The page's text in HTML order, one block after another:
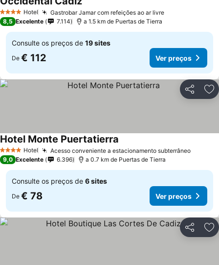
4 EstrelasHotel Gastrobar Jamar com refeições ao ar livreVer preços
Ver preços
8,5 Excelente 7.114 a 1.5 km de Puertas de Tierra
Consulte os preços de 19 sites
De € 112 Ver preços
Partilhar
4 EstrelasHotel Acesso conveniente a estacionamento subterrâneoVer
Hotel Monte Puertatierra
9,0 Excelente 6.396 a 0.7 km de Puertas de Tierra
Consulte os preços de 6 sites
De € 78 Ver preços
Partilhar